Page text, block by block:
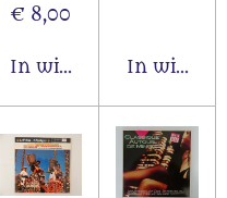
€ 8,00
In winkelwagen
In